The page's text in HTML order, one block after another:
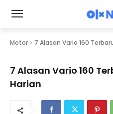
Motor 7 Alasan Vario 160
7 Alasan Vario 160
Harian